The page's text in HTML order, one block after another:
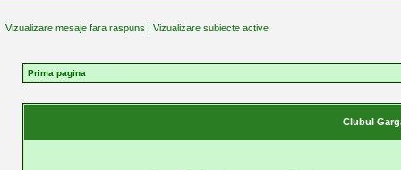
Vizualizare mesaje fara raspuns | Vizualizare subiecte active
Prima pagina
Clubul